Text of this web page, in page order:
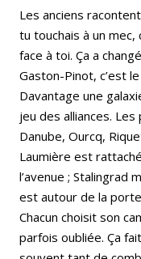
Les anciens
tu touchais à un
face à toi. Ça a
Gaston-Pinot, c’est
Davantage une
jeu des alliances.
Danube, Ourcq,
Laumière est
l’avenue ; Stalingrad
est autour de la
Chacun choisit son
parfois oubliée. Ça